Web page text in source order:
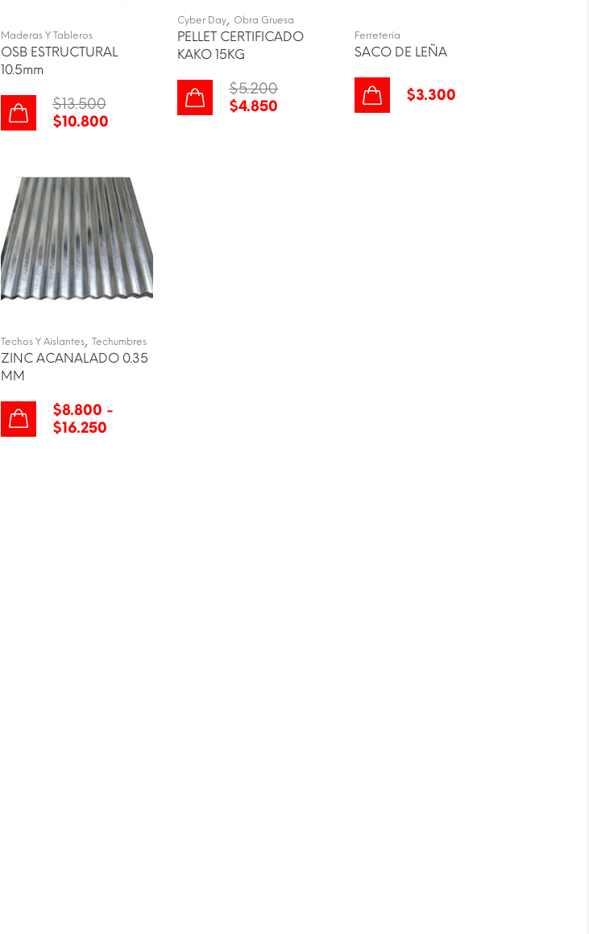
Maderas Y Tableros
OSB ESTRUCTURAL
10.5mm
$13.500
$10.800
Cyber Day, Obra Gruesa
PELLET CERTIFICADO
KAKO 15KG
$5.200
$4.850
Ferretería
SACO DE LEÑA
$3.300
Techos Y Aislantes, Techumbres
ZINC ACANALADO 0.35
MM
$8.800 -
$16.250